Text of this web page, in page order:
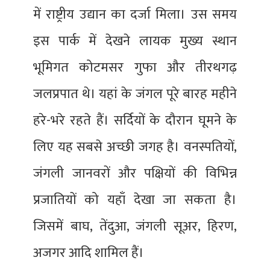
में राष्ट्रीय उद्यान का दर्जा मिला। उस समय
इस पार्क में देखने लायक मुख्य स्थान
भूमिगत कोटमसर गुफा और तीरथगढ़
जलप्रपात थे। यहां के जंगल पूरे बारह महीने
हरे-भरे रहते हैं। सर्दियों के दौरान घूमने के
लिए यह सबसे अच्छी जगह है। वनस्पतियों,
जंगली जानवरों और पक्षियों की विभिन्न
प्रजातियों को यहाँ देखा जा सकता है।
जिसमें बाघ, तेंदुआ, जंगली सूअर, हिरण,
अजगर आदि शामिल हैं।